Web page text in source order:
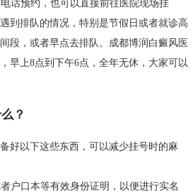
话预约，也可以直接前往医院现场挂
到排队的情况，特别是节假日或者就诊高
段，或者早点去排队。成都博润白癜风医
早上8点到下午6点，全年无休，大家可以
？
好以下这些东西，可以减少挂号时的麻
户口本等有效身份证明，以便进行实名